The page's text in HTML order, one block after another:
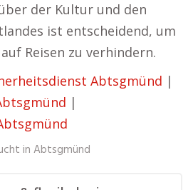
der Kultur und den
ist entscheidend, um
Reisen zu verhindern.
Abtsgmünd |
|
in Abtsgmünd